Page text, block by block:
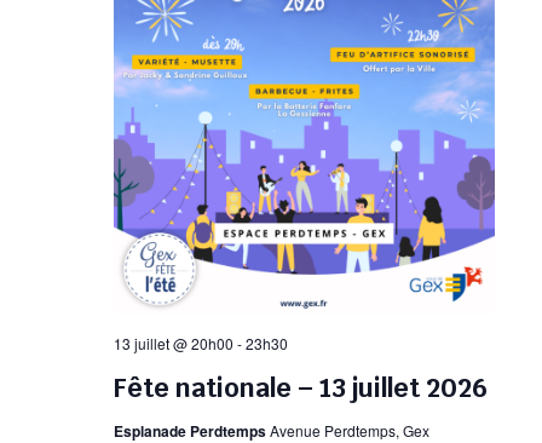
Fête nationale – 13 juillet 2026
13 juillet @ 20h00 -23h30
Esplanade PerdtempsAvenue Perdtemps, Gex